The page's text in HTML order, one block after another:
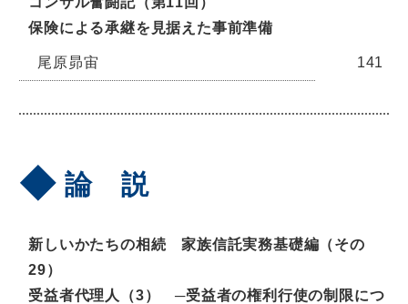
保険による承継を見据えた事前準備
尾原昴宙 141
論 説
新しいかたちの相続 家族信託実務基礎編（その
29）
受益者代理人（3） ─受益者の権利行使の制限につ